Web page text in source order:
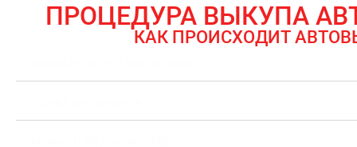
ПРОЦЕДУРА ВЫКУПА
КАК ПРОИСХОДИТ